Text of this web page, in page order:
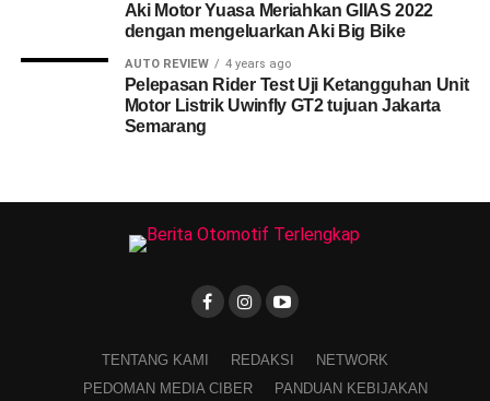
Aki Motor Yuasa Meriahkan GIIAS 2022
dengan mengeluarkan Aki Big Bike
AUTO REVIEW 4 years ago
Pelepasan Rider Test Uji Ketangguhan Unit
Motor Listrik Uwinfly GT2 tujuan Jakarta
Semarang
TENTANG KAMI REDAKSI
NETWORK
PEDOMAN MEDIA CIBER
PANDUAN KEBIJAKAN